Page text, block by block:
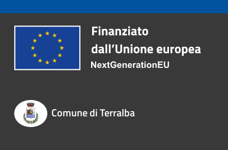
Comune di Terralba